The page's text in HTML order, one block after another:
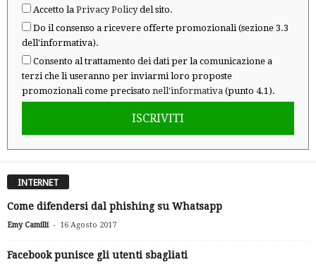
Accetto la Privacy Policydel sito.
Do il consenso a ricevere offerte promozionali (sezione 3.3
dell'informativa).
Consento al trattamento dei dati per la comunicazione a
terzi che li useranno per inviarmi loro proposte
promozionali come precisato nell'informativa (punto 4.1).
ISCRIVITI
INTERNET
Come difendersi dal phishing su Whatsapp
Emy Camilli - 16 Agosto 2017
Facebook punisce gli utenti sbagliati